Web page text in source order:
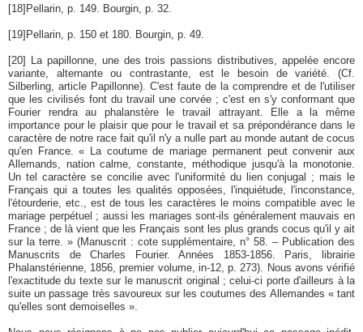
[18] Pellarin, p. 149. Bourgin, p. 32.
[19] Pellarin, p. 150 et 180. Bourgin, p. 49.
[20]
La papillonne, une des trois passions distributives, appelée encore
variante, alternante ou contrastante, est le besoin de variété. (Cf.
Silberling, article Papillonne). C'est faute de la comprendre et de l'utiliser
que les civilisés font du travail une corvée ; c'est en s'y conformant que
Fourier rendra au phalanstère le travail attrayant. Elle a la même
importance pour le plaisir que pour le travail et sa prépondérance dans le
caractère de notre race fait qu'il n'y a nulle part au monde autant de cocus
qu'en France. « La coutume de mariage permanent peut convenir aux
Allemands, nation calme, constante, méthodique jusqu'à la monotonie.
Un tel caractère se concilie avec l'uniformité du lien conjugal ; mais le
Français qui a toutes les qualités opposées, l'inquiétude, l'inconstance,
l'étourderie, etc., est de tous les caractères le moins compatible avec le
mariage perpétuel ; aussi les mariages sont-ils généralement mauvais en
France ; de là vient que les Français sont les plus grands cocus qu'il y ait
sur la terre. » (Manuscrit : cote supplémentaire, n° 58. – Publication des
Manuscrits de Charles Fourier. Années 1853-1856. Paris, librairie
Phalanstérienne, 1856, premier volume, in-12, p. 273). Nous avons vérifié
l'exactitude du texte sur le manuscrit original ; celui-ci porte d'ailleurs à la
suite un passage très savoureux sur les coutumes des Allemandes « tant
qu'elles sont demoiselles ».